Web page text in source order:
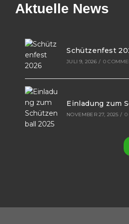
Aktuelle News
Schützenfest
JULI 9, 2026 / 0
Einladung zum
NOVEMBER 27, 2025 / 0